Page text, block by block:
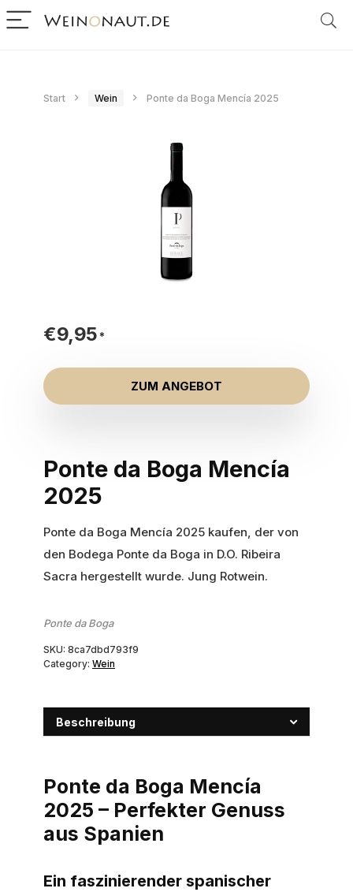
Start Wein Ponte da Boga Mencía 2025
Ponte da Boga Mencía
2025
Ponte da Boga Mencía 2025 kaufen, der von
den Bodega Ponte da Boga in D.O. Ribeira
Sacra hergestellt wurde. Jung Rotwein.
€9,95
ZUM ANGEBOT
Ponte da Boga
SKU: 8ca7dbd793f9
Category: Wein
Beschreibung
Ponte da Boga Mencía
2025 – Perfekter Genuss
aus Spanien
Ein faszinierender spanischer